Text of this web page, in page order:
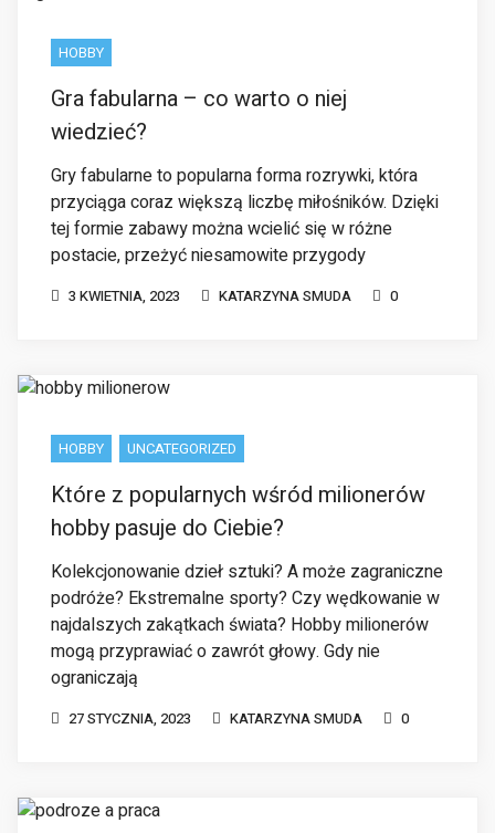
Gry fabularne to popularna forma rozrywki, która
przyciąga coraz większą liczbę miłośników. Dzięki
tej formie zabawy można wcielić się w różne
postacie, przeżyć niesamowite przygody
3 KWIETNIA, 2023 KATARZYNA SMUDA 0
Które z popularnych wśród milionerów
Kolekcjonowanie dzieł sztuki? A może zagraniczne
podróże? Ekstremalne sporty? Czy wędkowanie w
najdalszych zakątkach świata? Hobby milionerów
mogą przyprawiać o zawrót głowy. Gdy nie
ograniczają
27 STYCZNIA, 2023 KATARZYNA SMUDA 0
Praca i podróżowanie